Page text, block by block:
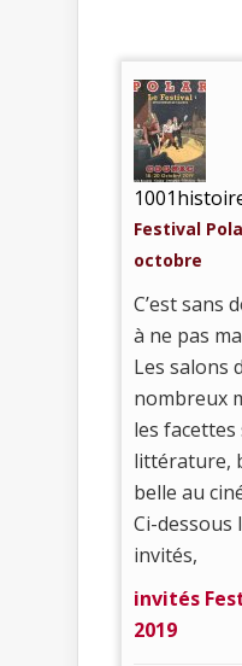
Festival
octobre
C’est sans
à ne pas
Les salons
nombreux
les
littérature,
belle au
Ci-dessous
invités,
invités
2019